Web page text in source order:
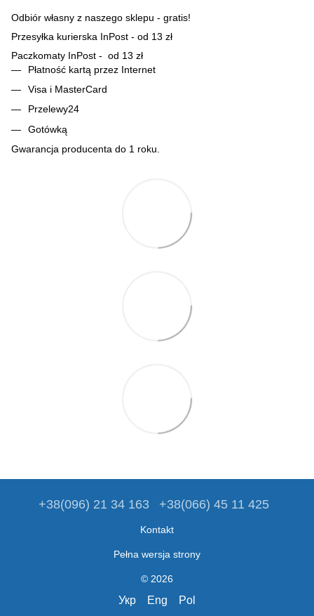
Odbiór własny z naszego sklepu - gratis!
Przesyłka kurierska InPost - od 13 zł
Paczkomaty InPost - od 13 zł
Płatność kartą przez Internet
Visa i MasterCard
Przelewy24
Gotówką
Gwarancja producenta do 1 roku.
+38(096) 21 34 163 +38(066) 45 11 425
Kontakt
Pełna wersja strony
© 2026
Укр Eng Pol